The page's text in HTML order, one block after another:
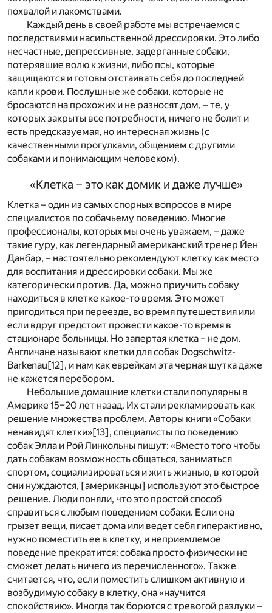
похвалой и лакомствами.
Каждый день в своей работе мы встречаемся с
последствиями насильственной дрессировки. Это либо
несчастные, депрессивные, задерганные собаки,
потерявшие волю к жизни, либо псы, которые
защищаются и готовы отстаивать себя до последней
капли крови. Послушные же собаки, которые не
бросаются на прохожих и не разносят дом, – те, у
которых закрыты все потребности, ничего не болит и
есть предсказуемая, но интересная жизнь (с
качественными прогулками, общением с другими
собаками и понимающим человеком).
«Клетка – это как домик и даже лучше»
Клетка – один из самых спорных вопросов в мире
специалистов по собачьему поведению. Многие
профессионалы, которых мы очень уважаем, – даже
такие гуру, как легендарный американский тренер Йен
Данбар, – настоятельно рекомендуют клетку как место
для воспитания и дрессировки собаки. Мы же
категорически против. Да, можно приучить собаку
находиться в клетке какое-то время. Это может
пригодиться при переезде, во время путешествия или
если вдруг предстоит провести какое-то время в
стационаре больницы. Но запертая клетка – не дом.
Англичане называют клетки для собак Dogschwitz-
Barkenau [12] , и нам как еврейкам эта черная шутка даже
не кажется перебором.
Небольшие домашние клетки стали популярны в
Америке 15–20 лет назад. Их стали рекламировать как
решение множества проблем. Авторы книги «Собаки
ненавидят клетки»[13] , специалисты по поведению
собак Элла и Рой Линкольны пишут: «Вместо того чтобы
дать собакам возможность общаться, заниматься
спортом, социализироваться и жить жизнью, в которой
они нуждаются, [американцы] используют это быстрое
решение. Люди поняли, что это простой способ
справиться с любым поведением собаки. Если она
грызет вещи, писает дома или ведет себя гиперактивно,
нужно поместить ее в клетку, и неприемлемое
поведение прекратится: собака просто физически не
сможет делать ничего из перечисленного». Также
считается, что, если поместить слишком активную и
возбудимую собаку в клетку, она «научится
спокойствию». Иногда так борются с тревогой разлуки –